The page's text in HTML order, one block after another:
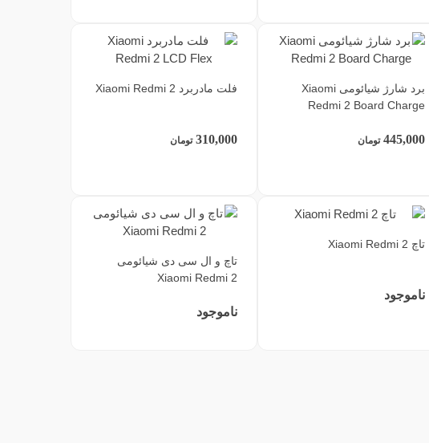
برد شارژ شیائومی Xiaomi
Redmi 2 Board Charge
445,000 تومان
فلت مادربرد Xiaomi Redmi 2
310,000 تومان
تاچ Xiaomi Redmi 2
ناموجود
تاچ و ال سی دی شیائومی
Xiaomi Redmi 2
ناموجود